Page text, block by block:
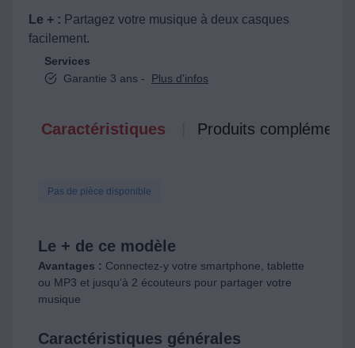
Le + : Partagez votre musique à deux casques
facilement.
Services
Garantie 3 ans -
Plus d'infos
Caractéristiques Produits
Pas de pièce disponible
Le + de ce modèle
Avantages : Connectez-y votre smartphone, tablette
ou MP3 et jusqu'à 2 écouteurs pour partager votre
musique
Caractéristiques générales